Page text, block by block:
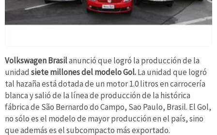
Volkswagen Brasilanunció que logró la producción de la
unidad siete millones del modelo Gol.La unidad que logró
tal hazaña está dotada de un motor 1.0 litros en carrocería
blanca y salió de la línea de producción de la histórica
fábrica de São Bernardo do Campo, Sao Paulo, Brasil. El Gol,
no sólo es el modelo de mayor producción en el país, sino
que además es el subcompacto más exportado.